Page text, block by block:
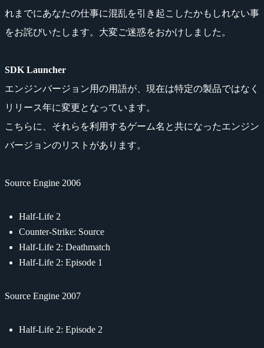
れまでにあなたの仕事に混乱を引き起こしたかもしれない事
をお詫びいたします。大変ご迷惑をおかけしました。
SDK Launcher
エンジンバージョン用の用語が、現在は特定の製品ではなく
リリース年に変更となっています。
こちらに、それらを利用するゲーム名と共になったエンジン
バージョンのリストがあります。
Source Engine 2006
Half-Life 2
Counter-Strike: Source
Half-Life 2: Deathmatch
Half-Life 2: Episode 1
Source Engine 2007
Half-Life 2: Episode 2